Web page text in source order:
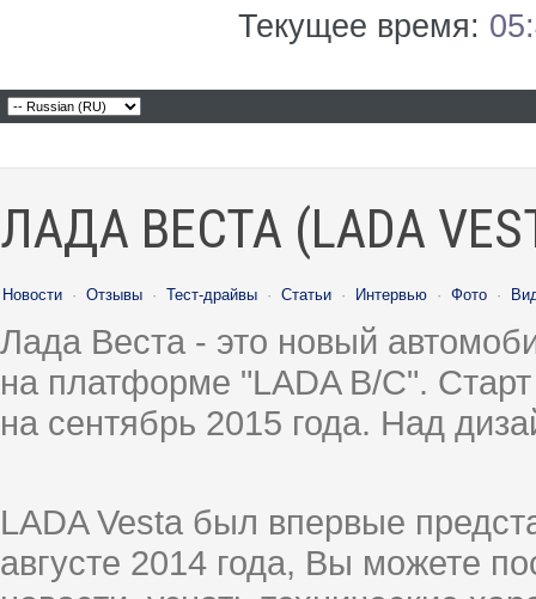
Текущее время:
ЛАДА ВЕСТА (LADA
Новости · Отзывы · Тест-драйвы · Статьи · Интервью · Фото ·
Лада Веста - это новый
на платформе "LADA B/C".
на сентябрь 2015 года. Над
LADA Vesta был впервые
августе 2014 года, Вы можете